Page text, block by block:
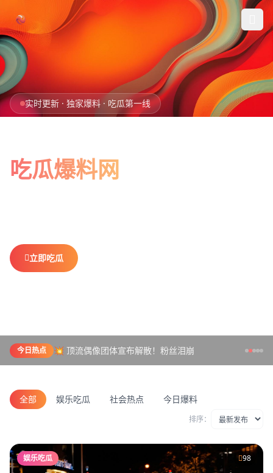
首页
今日爆料
实时更新 · 独家爆料 · 吃瓜第一线
吃瓜爆料网
立即吃瓜
今日热点 💥 顶流偶像团体宣布解散！粉丝泪崩
全部 娱乐吃瓜 社会热点 今日爆料
排序：
娱乐吃瓜 98